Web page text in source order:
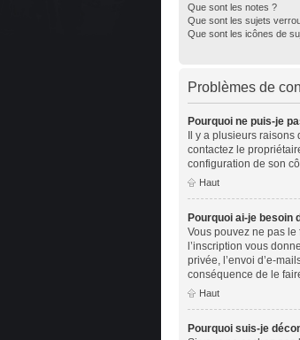
Que sont les notes ?
Que sont les sujets
Que sont les icônes de
Problèmes de
Pourquoi ne puis-je
Il y a plusieurs raisons
contactez le
configuration de son
Haut
Pourquoi ai-je besoin
Vous pouvez ne pas
l’inscription vous
privée, l’envoi d’e-
conséquence de le
Haut
Pourquoi suis-je